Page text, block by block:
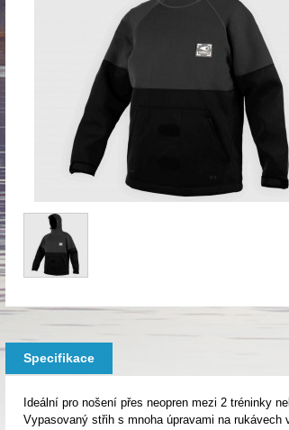
Specifikace
Ideální pro nošení přes neopren mezi 2 tréninky
Vypasovaný střih s mnoha úpravami na rukávech